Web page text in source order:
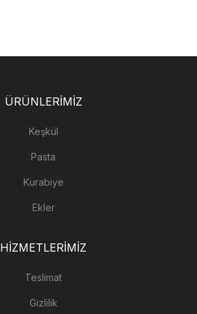
ÜRÜNLERIMIZ
Keşkül
Pasta
Kurabiye
Ekler
HIZMETLERIMIZ
Teslimat
Gizlilik